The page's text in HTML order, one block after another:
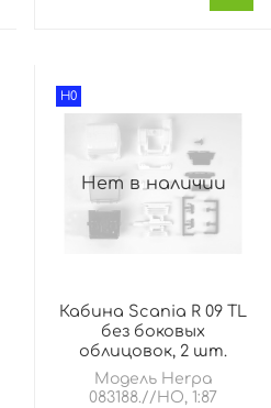
Нет в наличии
H0
Кабина Scania R 09 TL
без боковых
облицовок, 2 шт.
Модель Herpa
083188.//HO, 1:87